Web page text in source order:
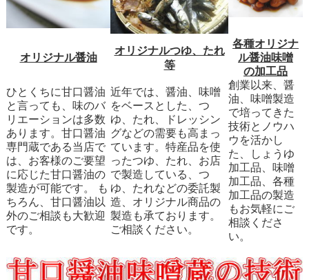
オリジナル醤油
オリジナルつゆ、たれ
等
各種オリジナ
ル醤油味噌
の加工品
ひとくちに甘口醤油
と言っても、味のバ
リエーションは多数
あります。甘口醤油
専門蔵である当店で
は、お客様のご要望
に応じた甘口醤油の
製造が可能です。 も
ちろん、甘口醤油以
外のご相談も大歓迎
です。
近年では、醤油、味噌
をベースとした、つ
ゆ、たれ、ドレッシン
グなどの需要も高まっ
ています。特産品を使
ったつゆ、たれ、お店
で製造している、つ
ゆ、たれなどの委託製
造、オリジナル商品の
製造も承ております。
ご相談ください。
創業以来、醤
油、味噌製造
で培ってきた
技術とノウハ
ウを活かし
た、しょうゆ
加工品、味噌
加工品、各種
加工品の製造
もお気軽にご
相談くださ
い。